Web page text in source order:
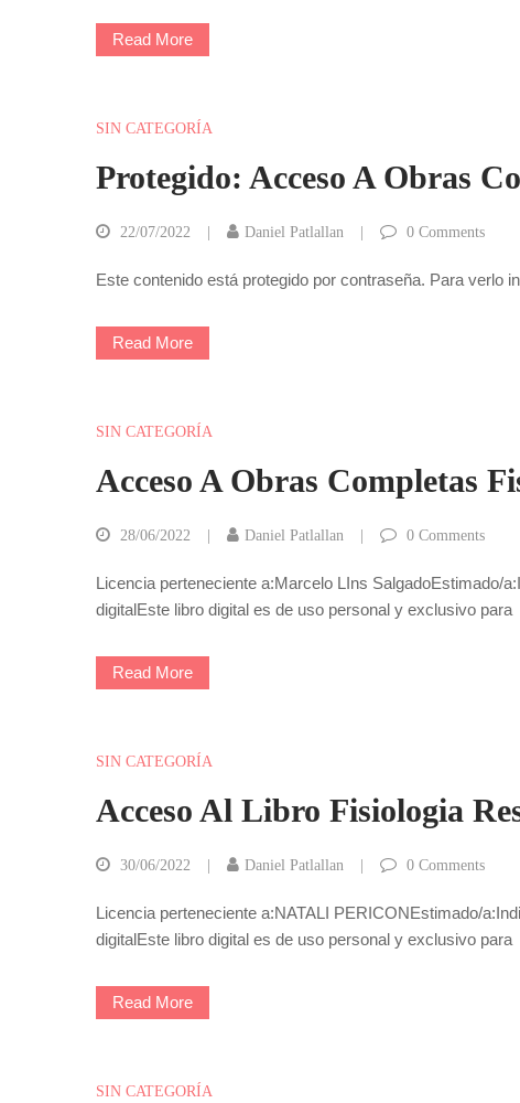
Read More
SIN CATEGORÍA
Protegido: Acceso A Obras
22/07/2022 Daniel Patlallan 0 Comments
Este contenido está protegido por contraseña. Para verlo
Read More
SIN CATEGORÍA
Acceso A Obras Completas
28/06/2022 Daniel Patlallan 0 Comments
Licencia perteneciente a:Marcelo LIns SalgadoEstimado/
digitalEste libro digital es de uso personal y exclusivo
Read More
SIN CATEGORÍA
Acceso Al Libro Fisiologia
30/06/2022 Daniel Patlallan 0 Comments
Licencia perteneciente a:NATALI PERICONEstimado/
digitalEste libro digital es de uso personal y exclusivo
Read More
SIN CATEGORÍA